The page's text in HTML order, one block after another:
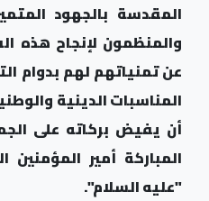
المقدسة بالجهود
والمنظمون لإنجاح هذه
عن تمنياتهم لهم بدوام
المناسبات الدينية
أن يفيض بركاته على
المباركة أمير
"عليه السلام".